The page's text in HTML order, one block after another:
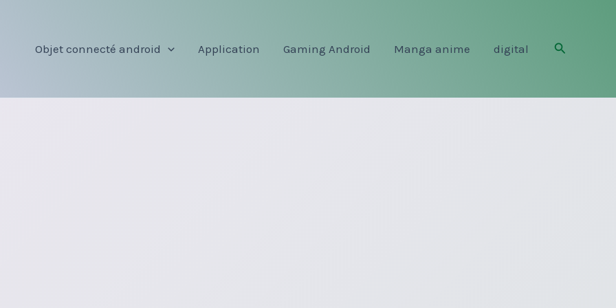
Objet connecté android Application Gaming Android Manga anime digital Rechercher